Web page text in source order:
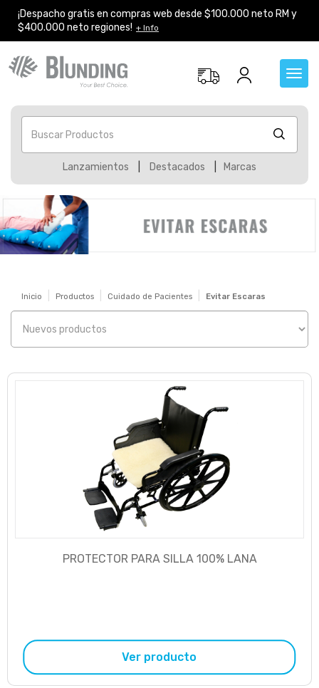
¡Despacho gratis en compras web desde $100.000 neto RM y
$400.000 neto regiones! + Info
Buscar Productos
Lanzamientos Destacados Marcas
Inicio Productos Cuidado de Pacientes Evitar Escaras
PROTECTOR PARA SILLA 100% LANA
Ver producto